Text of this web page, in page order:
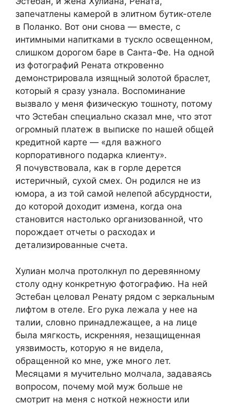
запечатлены камерой в элитном бутик-отеле
в Поланко. Вот они снова — вместе, с
интимными напитками в тускло освещенном,
слишком дорогом баре в Санта-Фе. На одной
из фотографий Рената откровенно
демонстрировала изящный золотой браслет,
который я сразу узнала. Воспоминание
вызвало у меня физическую тошноту, потому
что Эстебан специально сказал мне, что этот
огромный платеж в выписке по нашей общей
кредитной карте — «для важного
корпоративного подарка клиенту».
Я почувствовала, как в горле дерется
истеричный, сухой смех. Он родился не из
юмора, а из той самой нелепой абсурдности,
до которой доходит измена, когда она
становится настолько организованной, что
порождает отчеты о расходах и
детализированные счета.
Хулиан молча протолкнул по деревянному
столу одну конкретную фотографию. На ней
Эстебан целовал Ренату рядом с зеркальным
лифтом в отеле. Его рука лежала у нее на
талии, словно принадлежащее, а на лице
была мягкость, искренняя, незащищенная
уязвимость, которую я не видела,
обращенной ко мне, уже много лет.
Месяцами я мучительно молчала, задаваясь
вопросом, почему мой муж больше не
смотрит на меня с ноткой нежности или